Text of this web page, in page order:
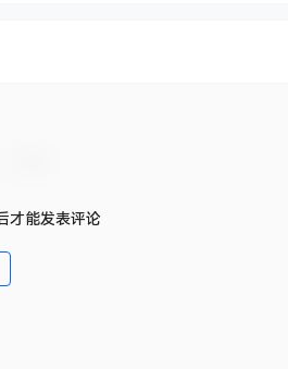
才能发表评论